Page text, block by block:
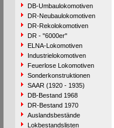
DB-Umbaulokomotiven
DR-Neubaulokomotiven
DR-Rekolokomotiven
DR - "6000er"
ELNA-Lokomotiven
Industrielokomotiven
Feuerlose Lokomotiven
Sonderkonstruktionen
SAAR (1920 - 1935)
DB-Bestand 1968
DR-Bestand 1970
Auslandsbestände
Lokbestandslisten